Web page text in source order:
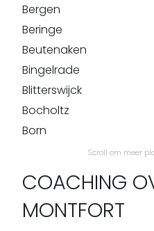
Bergen
Beringe
Beutenaken
Bingelrade
Blitterswijck
Bocholtz
Born
Brunssum
Buchten
Scroll om meer
COACHING
MONTFORT